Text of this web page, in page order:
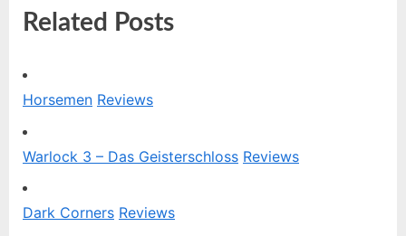
e
o
s
s
t
Related Posts
Horsemen Reviews
Warlock 3 – Das Geisterschloss Reviews
Dark Corners Reviews